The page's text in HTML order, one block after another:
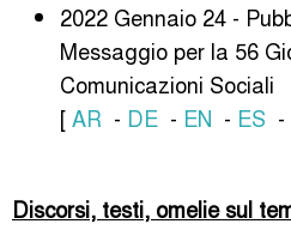
2022 Gennaio 24 -
Messaggio per la 56
Comunicazioni Sociali
[AR - DE - EN - ES -
Discorsi, testi, omelie sul